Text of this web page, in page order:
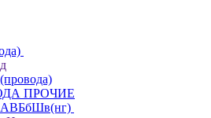
ПРОЧИЕ
АВБбШв(нг)